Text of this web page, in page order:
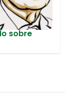
sobre